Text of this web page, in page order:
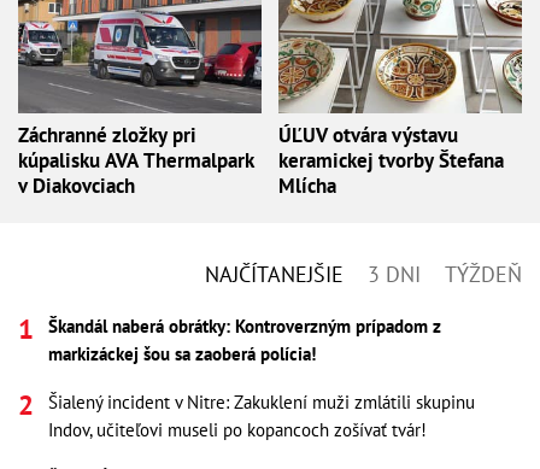
Záchranné zložky pri
kúpalisku AVA Thermalpark
v Diakovciach
ÚĽUV otvára výstavu
keramickej tvorby Štefana
Mlícha
NAJČÍTANEJŠIE 3 DNI TÝŽDEŇ
Škandál naberá obrátky: Kontroverzným prípadom z
markizáckej šou sa zaoberá polícia!
Šialený incident v Nitre: Zakuklení muži zmlátili skupinu
Indov, učiteľovi museli po kopancoch zošívať tvár!